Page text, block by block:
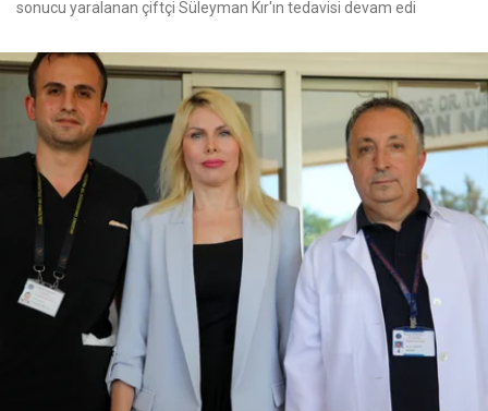
sonucu yaralanan çiftçi Süleyman Kır'ın tedavisi devam edi